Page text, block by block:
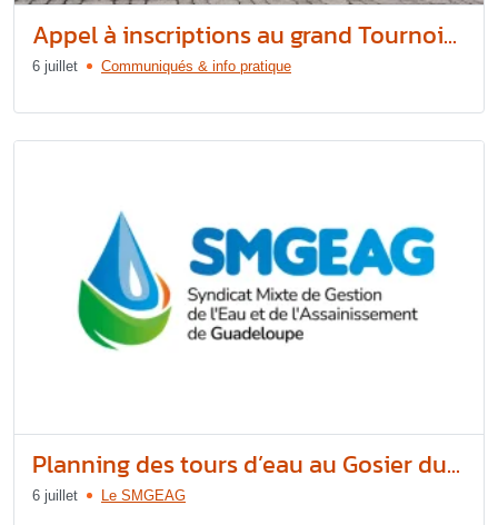
Appel à inscriptions au grand Tournoi...
6 juillet Communiqués & info pratique
Planning des tours d’eau au Gosier du...
6 juillet Le SMGEAG